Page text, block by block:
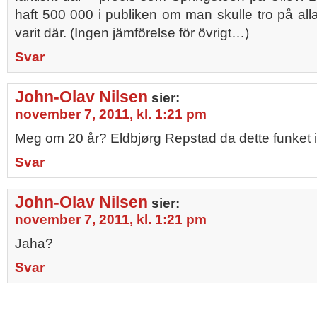
haft 500 000 i publiken om man skulle tro på
varit där. (Ingen jämförelse för övrigt…)
Svar
John-Olav Nilsen sier:
november 7, 2011, kl. 1:21 pm
Meg om 20 år? Eldbjørg Repstad da dette funket
Svar
John-Olav Nilsen sier:
november 7, 2011, kl. 1:21 pm
Jaha?
Svar